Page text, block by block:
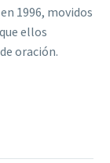
1996, movidos
ellos
oración.